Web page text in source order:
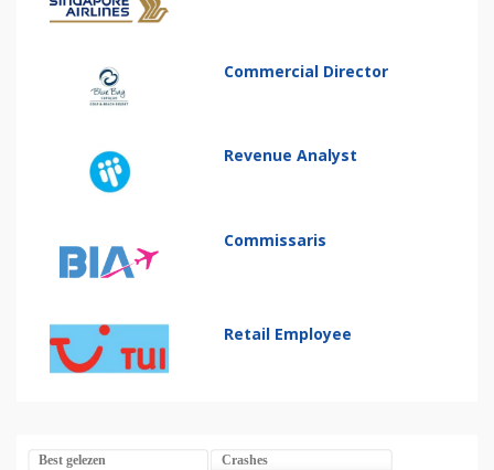
Commercial Director
Revenue Analyst
Commissaris
Retail Employee
Best gelezen Crashes